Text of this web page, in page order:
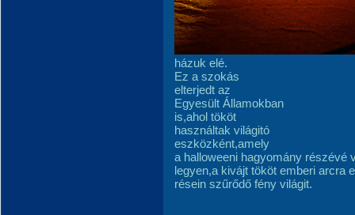
házuk elé.
Ez a szokás
elterjedt az
Egyesült Államokban
is,ahol tököt
használtak világitó
eszközként,amely
a halloweeni hagyomány részévé
legyen,a kivájt tököt emberi arcra
résein szűrődő fény világit.